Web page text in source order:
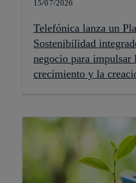
15/07/2026
Telefónica lanza un
Sostenibilidad
negocio para
crecimiento y la